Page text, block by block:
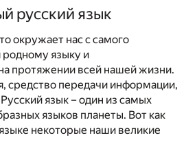
русский язык
окружает нас с самого
языку и
протяжении всей нашей жизни.
средство передачи информации,
язык – один из самых
языков планеты. Вот как
некоторые наши великие